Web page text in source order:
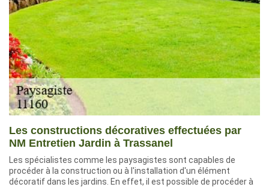
Les constructions décoratives effectuées par
NM Entretien Jardin à Trassanel
Les spécialistes comme les paysagistes sont capables de
procéder à la construction ou à l'installation d'un élément
décoratif dans les jardins. En effet, il est possible de procéder à